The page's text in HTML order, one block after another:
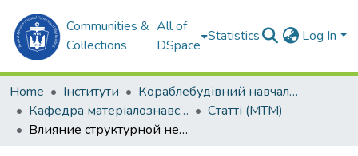
Communities &
Collections
All of
DSpace
Statistics Log In
Home Інститути
Кораблебудівний навчально-науковий інститут (КННІ)
Кафедра матеріалознавства і технології металів (МТМ)
Статті (МТМ)
Влияние структурной неоднородности полых стеклянных микросфер на физико-химические процессы формирования материалов и покрытий